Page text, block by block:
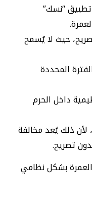
“نسك”
حيث لا يُسمح
المحددة
داخل الحرم
ذلك يُعد مخالفة
تصريح.
بشكل نظامي